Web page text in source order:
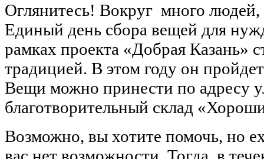
Оглянитесь! Вокруг много
Единый день сбора вещей для
рамках проекта «Добрая Казань»
традицией. В этом году он
Вещи можно принести по адресу
благотворительный склад
Возможно, вы хотите помочь, но